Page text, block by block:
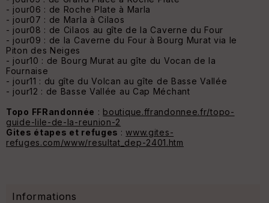
- jour06 : de Roche Plate à Marla
- jour07 : de Marla à Cilaos
- jour08 : de Cilaos au gîte de la Caverne du Four
- jour09 : de la Caverne du Four à Bourg Murat via le
Piton des Neiges
- jour10 : de Bourg Murat au gîte du Vocan de la
Fournaise
- jour11 : du gîte du Volcan au gîte de Basse Vallée
- jour12 : de Basse Vallée au Cap Méchant
Topo FFRandonnée : boutique.ffrandonnee.fr/topo-
guide-lile-de-la-reunion-2
Gites étapes et refuges :www.gites-
refuges.com/www/resultat_dep-2401.htm
Informations